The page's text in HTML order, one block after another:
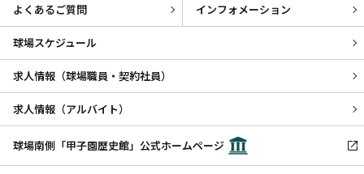
よくあるご質問 インフォメーション
球場スケジュール
求人情報（球場職員・契約社員）
求人情報（アルバイト）
球場南側「甲子園歴史館」公式ホームページ